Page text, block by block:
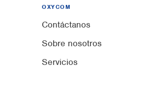
OXYCOM
Contáctanos
Sobre nosotros
Servicios